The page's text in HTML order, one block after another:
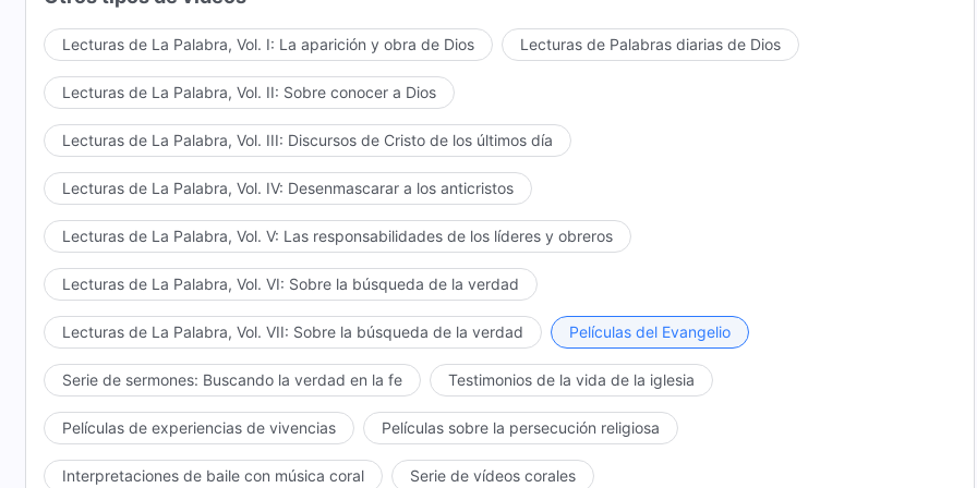
Lecturas de La Palabra, Vol. I: La aparición y obra de Dios Lecturas de Palabras diarias de Dios
Lecturas de La Palabra, Vol. II: Sobre conocer a Dios
Lecturas de La Palabra, Vol. III: Discursos de Cristo de los últimos día
Lecturas de La Palabra, Vol. IV: Desenmascarar a los anticristos
Lecturas de La Palabra, Vol. V: Las responsabilidades de los líderes y obreros
Lecturas de La Palabra, Vol. VI: Sobre la búsqueda de la verdad
Lecturas de La Palabra, Vol. VII: Sobre la búsqueda de la verdad Películas del Evangelio
Serie de sermones: Buscando la verdad en la fe Testimonios de la vida de la iglesia
Películas de experiencias de vivencias Películas sobre la persecución religiosa
Interpretaciones de baile con música coral Serie de vídeos corales